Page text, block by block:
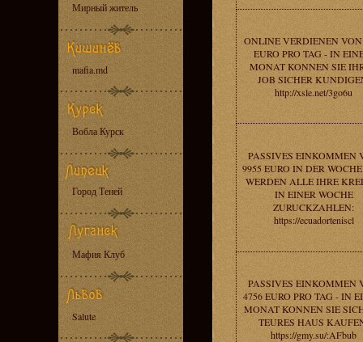
Мирный житель
mafia.md
Вобла Курск
Город Теней
Мафия Клуб
Salute
ONLINE VERDIENEN VON
EURO PRO TAG - IN
MONAT KONNEN SIE
JOB SICHER
http://xsle.net/3go6u
PASSIVES EINKOMMEN
9955 EURO IN DER
WERDEN ALLE IHRE
IN EINER WOCHE
ZURUCKZAHLEN:
https://ecuadorteniscl
PASSIVES EINKOMMEN
4756 EURO PRO TAG - IN
MONAT KONNEN SIE
TEURES HAUS
https://gmy.su/:AFbub